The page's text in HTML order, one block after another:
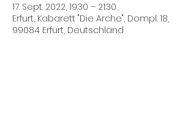
17. Sept. 2022, 19:30 – 21:30
Erfurt, Kabarett "Die Arche", Dompl. 18,
99084 Erfurt, Deutschland